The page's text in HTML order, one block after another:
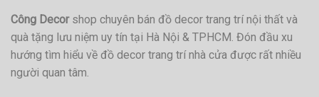
Công Decorshop chuyên bán đồ decor trang trí nội thất và
quà tặng lưu niệm uy tín tại Hà Nội & TPHCM. Đón đầu xu
hướng tìm hiểu về đồ decor trang trí nhà cửa được rất nhiều
người quan tâm.